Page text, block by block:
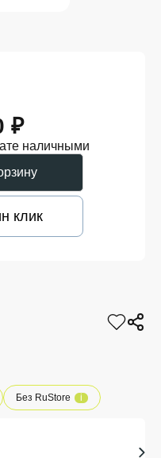
₽
наличными
клик
Без RuStore i